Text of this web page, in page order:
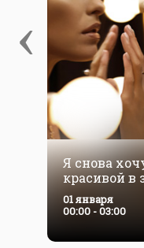
‹
Я снова
красивой в
вчера,
01 января
00:00 - 03:00